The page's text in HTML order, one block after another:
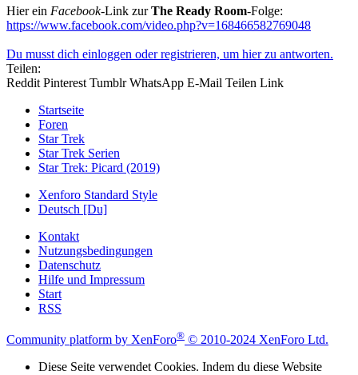
Hier ein Facebook-Link zurThe Ready Room-Folge:
https://www.facebook.com/video.php?v=168466582769048
Du musst dich einloggen oder registrieren, um hier zu antworten.
Teilen:
Reddit Pinterest Tumblr WhatsApp E-Mail Teilen Link
Startseite
Foren
Star Trek
Star Trek Serien
Star Trek: Picard (2019)
Xenforo Standard Style
Deutsch [Du]
Kontakt
Nutzungsbedingungen
Datenschutz
Hilfe und Impressum
Start
RSS
Community platform by XenForo® © 2010-2024 XenForo Ltd.
Diese Seite verwendet Cookies. Indem du diese Website